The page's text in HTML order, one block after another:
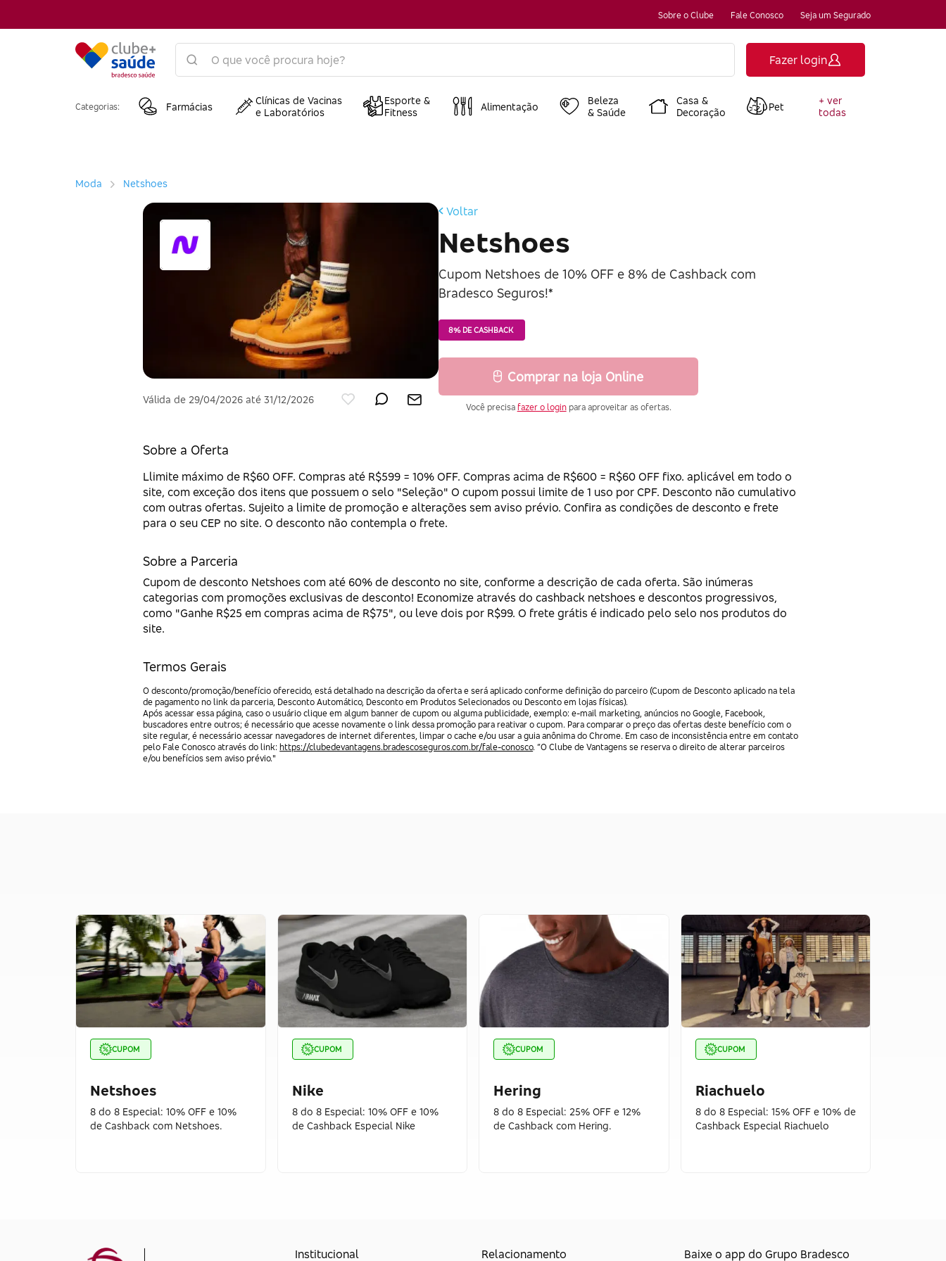
Sobre o Clube Fale Conosco Seja um Segurado
Fazer login
Categorias: Farmácias
Clínicas de Vacinas
e Laboratórios
Esporte &
Fitness
Alimentação
Beleza
& Saúde
Casa &
Decoração
Pet
+ ver
todas
Moda Netshoes
Válida de 29/04/2026 até 31/12/2026
Voltar
Netshoes
Cupom Netshoes de 10% OFF e 8% de Cashback com
Bradesco Seguros!*
8% DE CASHBACK
Comprar na loja Online
Você precisa fazer o loginpara aproveitar as ofertas.
Sobre a Oferta
Llimite máximo de R$60 OFF. Compras até R$599 = 10% OFF. Compras acima de R$600 = R$60 OFF fixo. aplicável em todo o
site, com exceção dos itens que possuem o selo "Seleção" O cupom possui limite de 1 uso por CPF. Desconto não cumulativo
com outras ofertas. Sujeito a limite de promoção e alterações sem aviso prévio. Confira as condições de desconto e frete
para o seu CEP no site. O desconto não contempla o frete.
Sobre a Parceria
Cupom de desconto Netshoes com até 60% de desconto no site, conforme a descrição de cada oferta. São inúmeras
categorias com promoções exclusivas de desconto! Economize através do cashback netshoes e descontos progressivos,
como "Ganhe R$25 em compras acima de R$75", ou leve dois por R$99. O frete grátis é indicado pelo selo nos produtos do
site.
Termos Gerais
O desconto/promoção/benefício oferecido, está detalhado na descrição da oferta e será aplicado conforme definição do parceiro (Cupom de Desconto aplicado na tela
de pagamento no link da parceria, Desconto Automático, Desconto em Produtos Selecionados ou Desconto em lojas físicas).
Após acessar essa página, caso o usuário clique em algum banner de cupom ou alguma publicidade, exemplo: e-mail marketing, anúncios no Google, Facebook,
buscadores entre outros; é necessário que acesse novamente o link dessa promoção para reativar o cupom. Para comparar o preço das ofertas deste benefício com o
site regular, é necessário acessar navegadores de internet diferentes, limpar o cache e/ou usar a guia anônima do Chrome. Em caso de inconsistência entre em contato
pelo Fale Conosco através do link: https://clubedevantagens.bradescoseguros.com.br/fale-conosco. “O Clube de Vantagens se reserva o direito de alterar parceiros
e/ou benefícios sem aviso prévio."
CUPOM
Netshoes
8 do 8 Especial: 10% OFF e 10%
de Cashback com Netshoes.
CUPOM
Nike
8 do 8 Especial: 10% OFF e 10%
de Cashback Especial Nike
CUPOM
Hering
8 do 8 Especial: 25% OFF e 12%
de Cashback com Hering.
CUPOM
Riachuelo
8 do 8 Especial: 15% OFF e 10% de
Cashback Especial Riachuelo
Institucional Relacionamento
Baixe o app do Grupo Bradesco